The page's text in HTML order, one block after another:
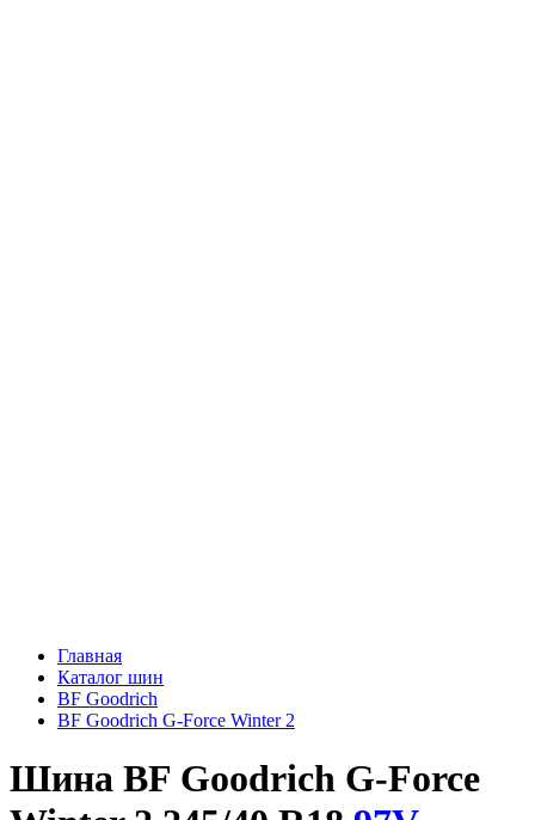
Главная
Каталог шин
BF Goodrich
BF Goodrich G-Force Winter 2
Шина BF Goodrich G-Force